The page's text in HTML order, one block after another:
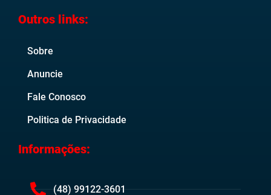
Outros links:
Sobre
Anuncie
Fale Conosco
Politica de Privacidade
Informações:
(48) 99122-3601